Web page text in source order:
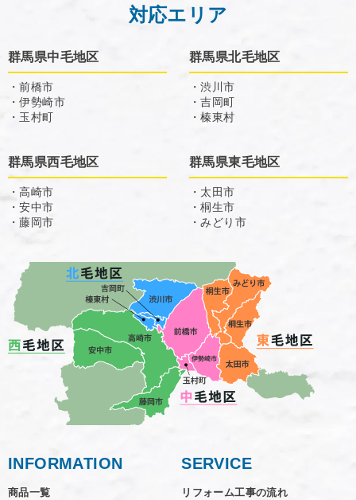
対応エリア
群馬県中毛地区
・前橋市
・伊勢崎市
・玉村町
群馬県北毛地区
・渋川市
・吉岡町
・榛東村
群馬県西毛地区
・高崎市
・安中市
・藤岡市
群馬県東毛地区
・太田市
・桐生市
・みどり市
INFORMATION
商品一覧
SERVICE
リフォーム工事の流れ